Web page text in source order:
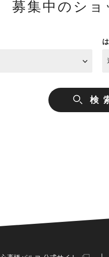
募集中のショ